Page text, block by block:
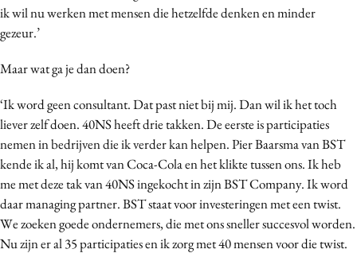
ik wil nu werken met mensen die hetzelfde denken en minder
gezeur.’
Maar wat ga je dan doen?
‘Ik word geen consultant. Dat past niet bij mij. Dan wil ik het toch
liever zelf doen. 40NS heeft drie takken. De eerste is participaties
nemen in bedrijven die ik verder kan helpen. Pier Baarsma van BST
kende ik al, hij komt van Coca-Cola en het klikte tussen ons. Ik heb
me met deze tak van 40NS ingekocht in zijn BST Company. Ik word
daar managing partner. BST staat voor investeringen met een twist.
We zoeken goede ondernemers, die met ons sneller succesvol worden.
Nu zijn er al 35 participaties en ik zorg met 40 mensen voor die twist.